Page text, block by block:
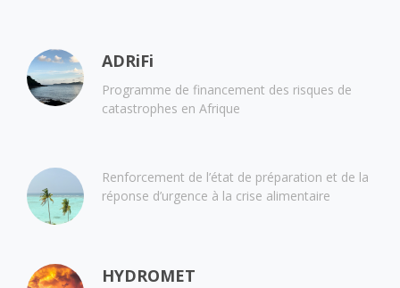
ADRiFi
Programme de financement des risques de
catastrophes en Afrique
Renforcement de l’état de préparation et de la
réponse d’urgence à la crise alimentaire
HYDROMET